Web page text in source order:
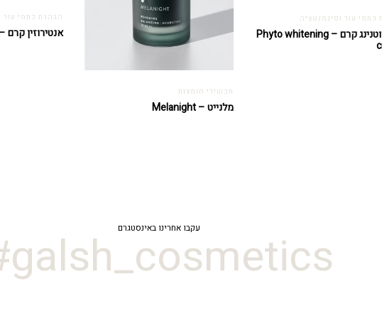
כתמי עור ופיגמנטציה
פיטו ווטנינג קרם – Phyto whitening
תכשירי חומצות
מלנייט – Melanight
הבהרת כתמי עור
אנטירוזין קרם – Antirosine cream
עקבו אחרינו באינסטגרם
galsh_cosmetics#